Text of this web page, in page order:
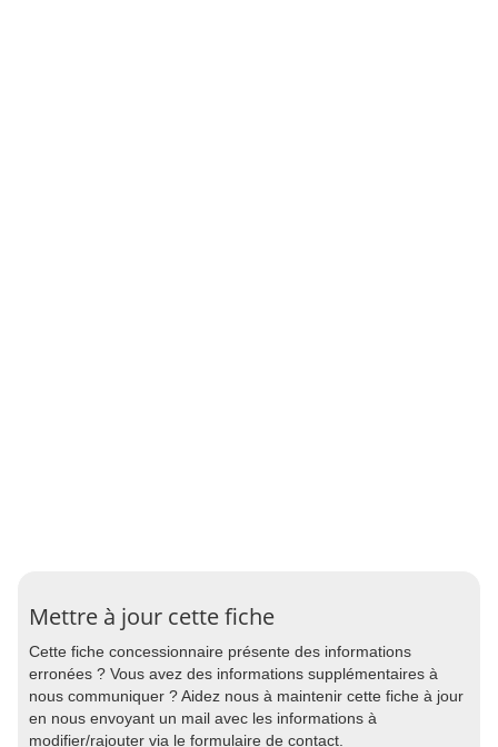
Mettre à jour cette fiche
Cette fiche concessionnaire présente des informations
erronées ? Vous avez des informations supplémentaires à
nous communiquer ? Aidez nous à maintenir cette fiche à jour
en nous envoyant un mail avec les informations à
modifier/rajouter via le formulaire de contact.